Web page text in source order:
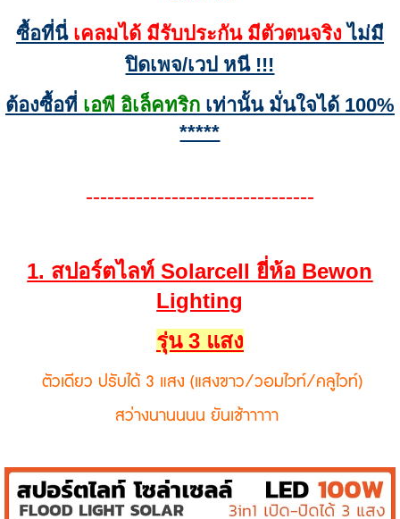
ซื้อที่นี่ เคลมได้ มีรับประกัน มีตัวตนจริง ไม่มี
ปิดเพจ/เวป หนี !!!
ต้องซื้อที่ เอพี อิเล็คทริกเท่านั้น มั่นใจได้ 100%
*****
--------------------------------
1. สปอร์ตไลท์ Solarcell ยี่ห้อ Bewon
Lighting
รุ่น 3 แสง
ตัวเดียว ปรับได้ 3 แสง (แสงขาว/วอมไวท์/คลูไวท์)
สว่างนานนนน ยันเช้าาาาา